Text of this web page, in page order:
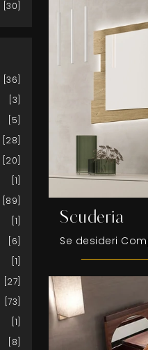
30
36
3
5
28
20
1
89
1
6
1
27
73
1
8
Scuderia